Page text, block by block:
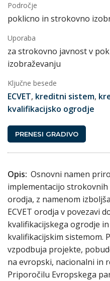
Področje
poklicno in strokovno
Uporaba
za strokovno javnost v
izobraževanju
Ključne besede
ECVET, kreditni sistem,
kvalifikacijsko ogrodje
PRENESI GRADIVO
Opis: Osnovni namen
implementacijo strokovnih
orodja, z namenom
ECVET orodja v povezavi
kvalifikacijskega ogrodje
kvalifikacijskim sistemom.
vzpodbuja projekte,
na evropski, nacionalni in
Priporočilu Evropskega